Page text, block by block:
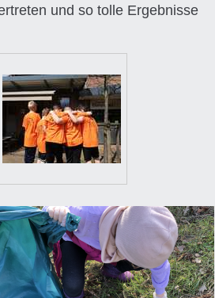
und so tolle Ergebnisse